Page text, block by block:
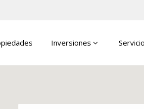
Inversiones